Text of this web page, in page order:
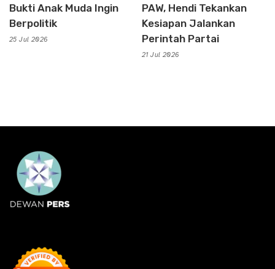
Bukti Anak Muda Ingin
Berpolitik
25 Jul 2026
PAW, Hendi Tekankan
Kesiapan Jalankan
Perintah Partai
21 Jul 2026